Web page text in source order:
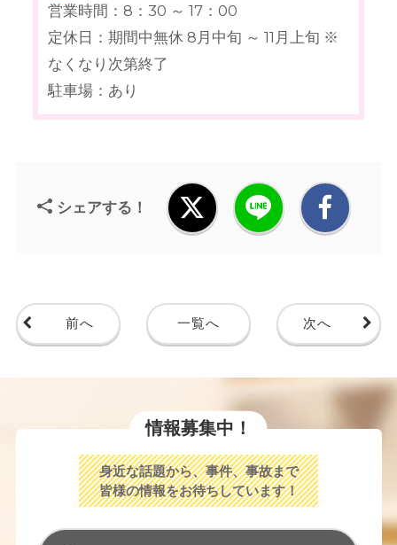
営業時間：8：30 ～ 17：00
定休日：期間中無休 8月中旬 ～ 11月上旬 ※
なくなり次第終了
駐車場：あり
シェアする！
前へ 一覧へ 次へ
情報募集中！
身近な話題から、事件、事故まで
皆様の情報をお待ちしています！